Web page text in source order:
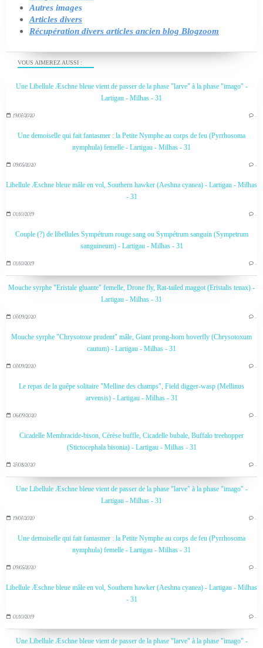
VOUS AIMEREZ AUSSI :
Une Libellule Æschne bleue vient de passer de la phase "larve" à la phase "imago" -
Lartigau - Milhas - 31
19/07/2020 …
Une demoiselle qui fait fantasmer : la Petite Nymphe au corps de feu (Pyrrhosoma
nymphula) femelle - Lartigau - Milhas - 31
09/05/2020 …
Libellule Æschne bleue mâle en vol, Southern hawker (Aeshna cyanea) - Lartigau - Milhas
- 31
01/10/2019 …
Couple (?) de libellules Sympétrum rouge sang ou Sympétrum sanguin (Sympetrum
sanguineum) - Lartigau - Milhas - 31
01/10/2019 …
Mouche syrphe "Eristale gluante" femelle, Drone fly, Rat-tailed maggot (Eristalis tenax) -
Lartigau - Milhas - 31
07/09/2020 …
Mouche syrphe "Chrysotoxe prudent" mâle, Giant prong-horn hoverfly (Chrysotoxum
cautum) - Lartigau - Milhas - 31
07/09/2020 …
Le repas de la guêpe solitaire "Melline des champs", Field digger-wasp (Mellinus
arvensis) - Lartigau - Milhas - 31
06/09/2020 …
Cicadelle Membracide-bison, Cérèse buffle, Cicadelle bubale, Buffalo treehopper
(Stictocephala bisonia) - Lartigau - Milhas - 31
27/08/2020 …
Une Libellule Æschne bleue vient de passer de la phase "larve" à la phase "imago" -
Lartigau - Milhas - 31
19/07/2020 …
Une demoiselle qui fait fantasmer : la Petite Nymphe au corps de feu (Pyrrhosoma
nymphula) femelle - Lartigau - Milhas - 31
09/05/2020 …
Libellule Æschne bleue mâle en vol, Southern hawker (Aeshna cyanea) - Lartigau - Milhas
- 31
01/10/2019 …
Une Libellule Æschne bleue vient de passer de la phase "larve" à la phase "imago" -
Autres images
Articles divers
Récupération divers articles ancien blog Blogzoom